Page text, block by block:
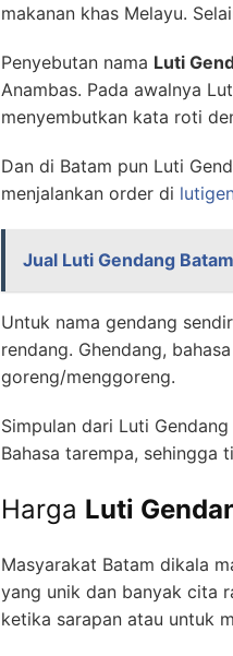
makanan khas Melayu.
Penyebutan nama Luti
Anambas. Pada awalnya
menyembutkan kata roti
Dan di Batam pun Luti
menjalankan order di
Jual Luti Gendang Batam
Untuk nama gendang
rendang. Ghendang,
goreng/menggoreng.
Simpulan dari Luti
Bahasa tarempa, sehingga
Harga Luti
Masyarakat Batam dikala
yang unik dan banyak cita
ketika sarapan atau untuk